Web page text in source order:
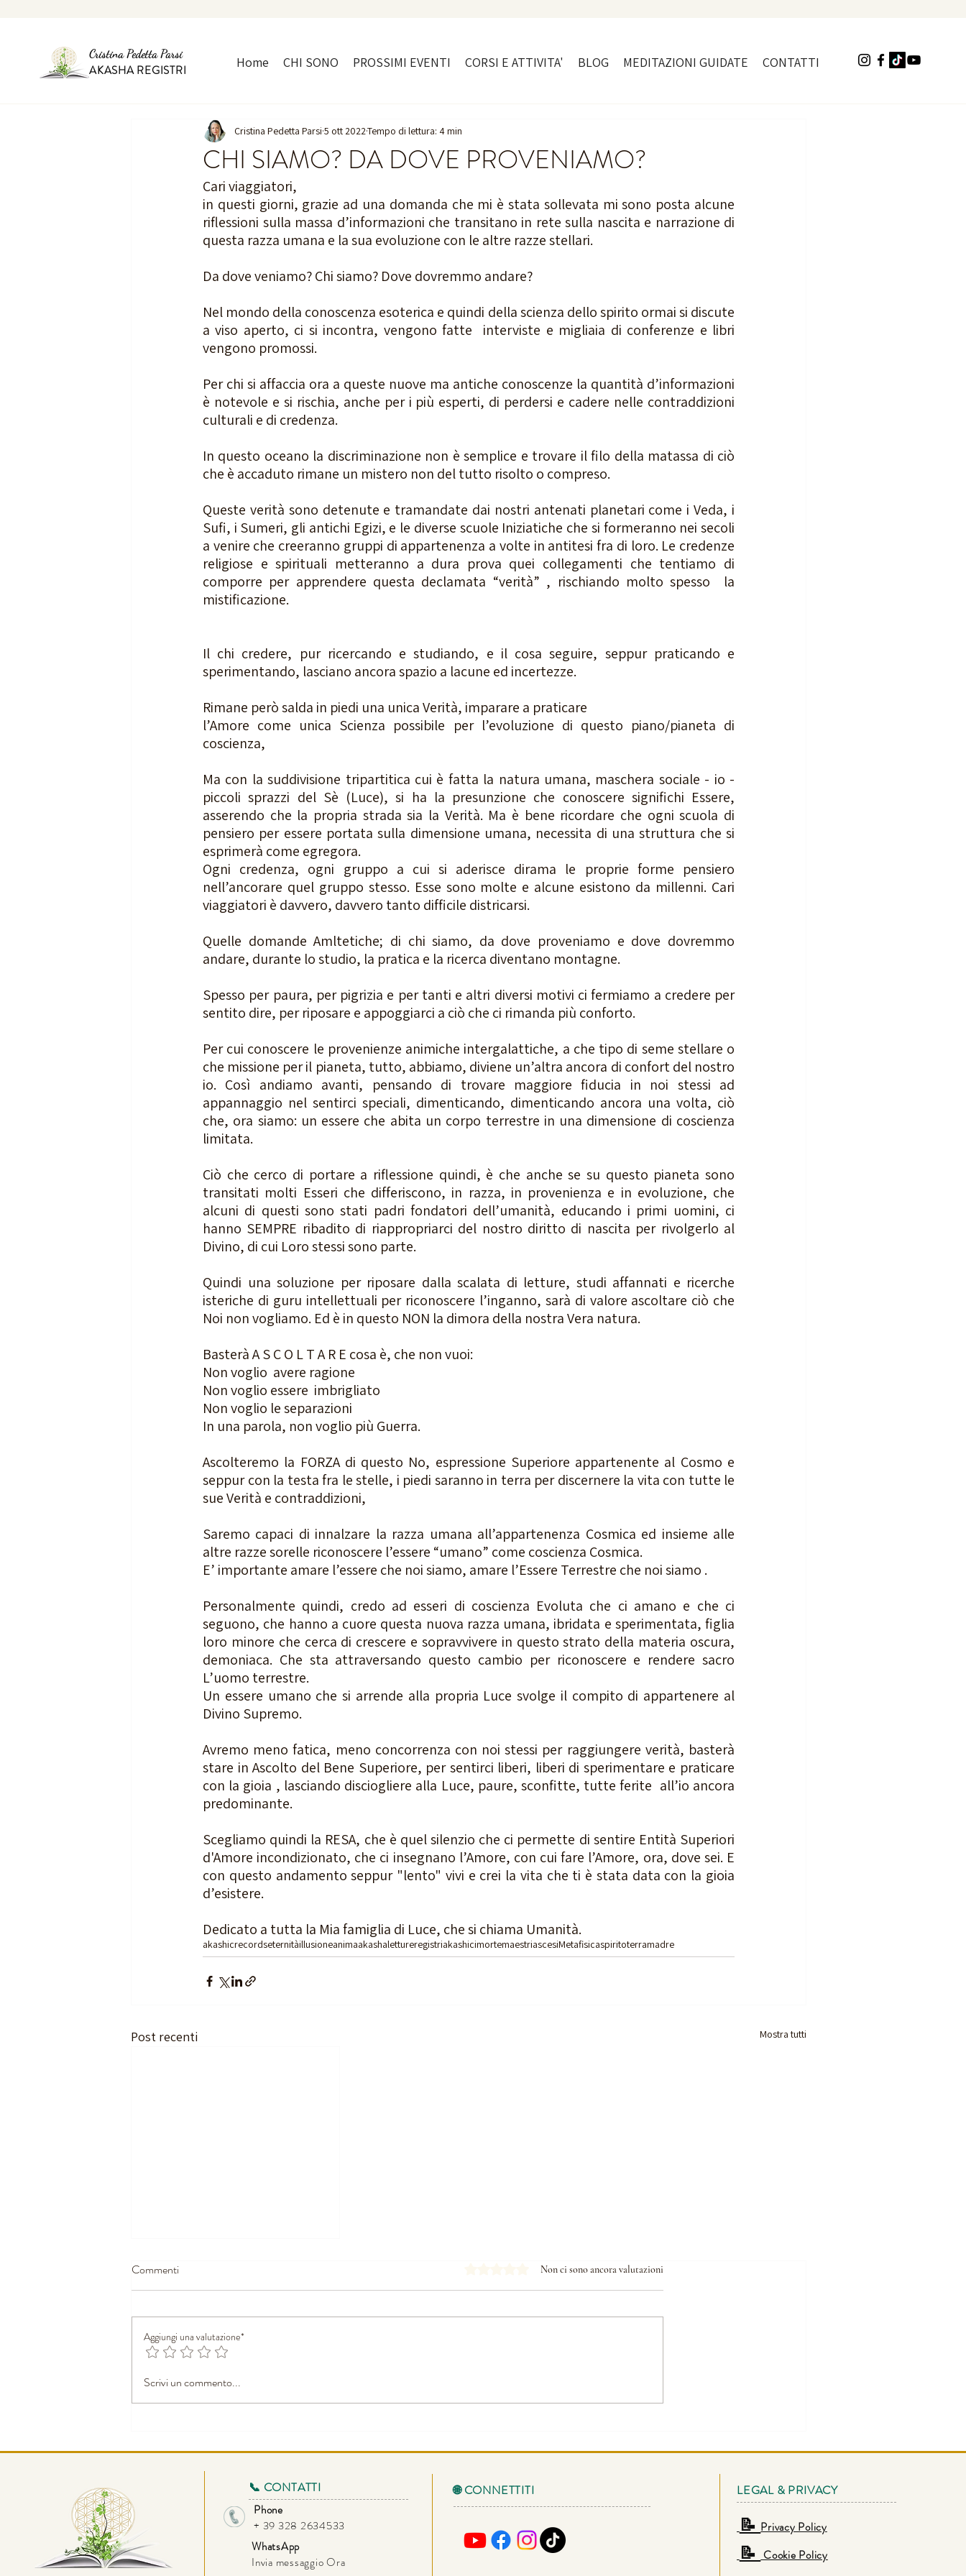
Cristina Pedetta Parsi
AKASHA REGISTRI Home CHI SONO PROSSIMI EVENTI CORSI E ATTIVITA' BLOG MEDITAZIONI GUIDATE CONTATTI
CHI SIAMO? DA DOVE PROVENIAMO?
Cristina Pedetta Parsi 5 ott 2022Tempo di lettura: 4 min
Cari viaggiatori,
in questi giorni, grazie ad una domanda che mi è stata sollevata mi sono posta alcune
riflessioni sulla massa d’informazioni che transitano in rete sulla nascita e narrazione di
questa razza umana e la sua evoluzione con le altre razze stellari.
Da dove veniamo? Chi siamo? Dove dovremmo andare?
Nel mondo della conoscenza esoterica e quindi della scienza dello spirito ormai si discute
a viso aperto, ci si incontra, vengono fatte  interviste e migliaia di conferenze e libri
vengono promossi.
Per chi si affaccia ora a queste nuove ma antiche conoscenze la quantità d’informazioni
è notevole e si rischia, anche per i più esperti, di perdersi e cadere nelle contraddizioni
culturali e di credenza.
In questo oceano la discriminazione non è semplice e trovare il filo della matassa di ciò
che è accaduto rimane un mistero non del tutto risolto o compreso.
Queste verità sono detenute e tramandate dai nostri antenati planetari come i Veda, i
Sufi, i Sumeri, gli antichi Egizi, e le diverse scuole Iniziatiche che si formeranno nei secoli
a venire che creeranno gruppi di appartenenza a volte in antitesi fra di loro. Le credenze
religiose e spirituali metteranno a dura prova quei collegamenti che tentiamo di
comporre per apprendere questa declamata “verità” , rischiando molto spesso  la
mistificazione.
Il chi credere, pur ricercando e studiando, e il cosa seguire, seppur praticando e
sperimentando, lasciano ancora spazio a lacune ed incertezze.
Rimane però salda in piedi una unica Verità, imparare a praticare
l’Amore come unica Scienza possibile per l’evoluzione di questo piano/pianeta di
coscienza,
Ma con la suddivisione tripartitica cui è fatta la natura umana, maschera sociale - io -
piccoli sprazzi del Sè (Luce), si ha la presunzione che conoscere significhi Essere,
asserendo che la propria strada sia la Verità. Ma è bene ricordare che ogni scuola di
pensiero per essere portata sulla dimensione umana, necessita di una struttura che si
esprimerà come egregora.
Ogni credenza, ogni gruppo a cui si aderisce dirama le proprie forme pensiero
nell’ancorare quel gruppo stesso. Esse sono molte e alcune esistono da millenni. Cari
viaggiatori è davvero, davvero tanto difficile districarsi.
Quelle domande Amltetiche; di chi siamo, da dove proveniamo e dove dovremmo
andare, durante lo studio, la pratica e la ricerca diventano montagne.
Spesso per paura, per pigrizia e per tanti e altri diversi motivi ci fermiamo a credere per
sentito dire, per riposare e appoggiarci a ciò che ci rimanda più conforto.
Per cui conoscere le provenienze animiche intergalattiche, a che tipo di seme stellare o
che missione per il pianeta, tutto, abbiamo, diviene un’altra ancora di confort del nostro
io. Così andiamo avanti, pensando di trovare maggiore fiducia in noi stessi ad
appannaggio nel sentirci speciali, dimenticando, dimenticando ancora una volta, ciò
che, ora siamo: un essere che abita un corpo terrestre in una dimensione di coscienza
limitata.
Ciò che cerco di portare a riflessione quindi, è che anche se su questo pianeta sono
transitati molti Esseri che differiscono, in razza, in provenienza e in evoluzione, che
alcuni di questi sono stati padri fondatori dell’umanità, educando i primi uomini, ci
hanno SEMPRE ribadito di riappropriarci del nostro diritto di nascita per rivolgerlo al
Divino, di cui Loro stessi sono parte.
Quindi una soluzione per riposare dalla scalata di letture, studi affannati e ricerche
isteriche di guru intellettuali per riconoscere l’inganno, sarà di valore ascoltare ciò che
Noi non vogliamo. Ed è in questo NON la dimora della nostra Vera natura.
Basterà A S C O L T A R E cosa è, che non vuoi:
Non voglio  avere ragione
Non voglio essere  imbrigliato
Non voglio le separazioni
In una parola, non voglio più Guerra.
Ascolteremo la FORZA di questo No, espressione Superiore appartenente al Cosmo e
seppur con la testa fra le stelle, i piedi saranno in terra per discernere la vita con tutte le
sue Verità e contraddizioni,
Saremo capaci di innalzare la razza umana all’appartenenza Cosmica ed insieme alle
altre razze sorelle riconoscere l’essere “umano” come coscienza Cosmica.
E’ importante amare l’essere che noi siamo, amare l’Essere Terrestre che noi siamo .
Personalmente quindi, credo ad esseri di coscienza Evoluta che ci amano e che ci
seguono, che hanno a cuore questa nuova razza umana, ibridata e sperimentata, figlia
loro minore che cerca di crescere e sopravvivere in questo strato della materia oscura,
demoniaca. Che sta attraversando questo cambio per riconoscere e rendere sacro
L’uomo terrestre.
Un essere umano che si arrende alla propria Luce svolge il compito di appartenere al
Divino Supremo.
Avremo meno fatica, meno concorrenza con noi stessi per raggiungere verità, basterà
stare in Ascolto del Bene Superiore, per sentirci liberi, liberi di sperimentare e praticare
con la gioia , lasciando disciogliere alla Luce, paure, sconfitte, tutte ferite  all’io ancora
predominante.
Scegliamo quindi la RESA, che è quel silenzio che ci permette di sentire Entità Superiori
d'Amore incondizionato, che ci insegnano l’Amore, con cui fare l’Amore, ora, dove sei. E
con questo andamento seppur "lento" vivi e crei la vita che ti è stata data con la gioia
d’esistere.
Dedicato a tutta la Mia famiglia di Luce, che si chiama Umanità.
akashicrecordseternitàillusioneanimaakashalettureregistriakashicimortemaestriascesiMetafisicaspiritoterramadre
Post recenti Mostra tutti
ESSERI SOLARI
Commenti Valutazione 0 stelle su 5.
Non ci sono ancora valutazioni
Aggiungi una valutazione*
Scrivi un commento...
📞 CONTATTI
Phone
+ 39 328 2634533
WhatsApp
Invia messaggio Ora
LEGAL & PRIVACY
📝Privacy Policy
📝Cookie Policy
🌐 CONNETTITI